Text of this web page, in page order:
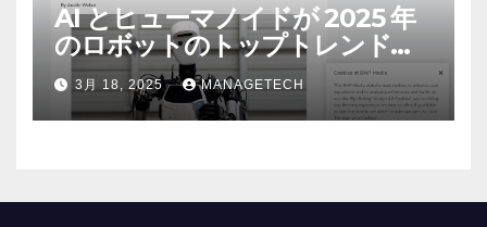
AI とヒューマノイドが 2025 年
のロボットのトップトレンドに |
ASSEMBLY
3月 18, 2025 MANAGETECH